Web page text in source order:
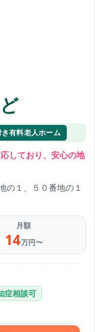
有料老人ホーム
しており、安心の地
の１、５０番地の１
月額
14万円〜
症相談可